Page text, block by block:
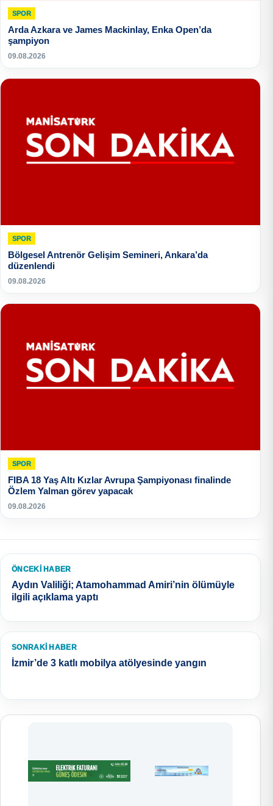
SPOR
Arda Azkara ve James Mackinlay, Enka Open’da
şampiyon
09.08.2026
SPOR
Bölgesel Antrenör Gelişim Semineri, Ankara’da
düzenlendi
09.08.2026
SPOR
FIBA 18 Yaş Altı Kızlar Avrupa Şampiyonası finalinde
Özlem Yalman görev yapacak
09.08.2026
ÖNCEKI HABER
Aydın Valiliği; Atamohammad Amiri’nin ölümüyle
ilgili açıklama yaptı
SONRAKI HABER
İzmir’de 3 katlı mobilya atölyesinde yangın